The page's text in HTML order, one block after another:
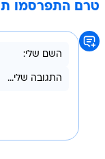
טרם התפרסמו